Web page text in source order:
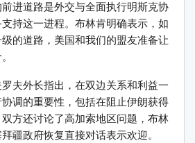
进道路是外交与全面执行明斯克协
持这一进程。布林肯明确表示，如
的道路，美国和我们的盟友准备让
夫外长指出，在双边关系和利益一
调的重要性，包括在阻止伊朗获得
方还讨论了高加索地区问题，布林
疆政府恢复直接对话表示欢迎。